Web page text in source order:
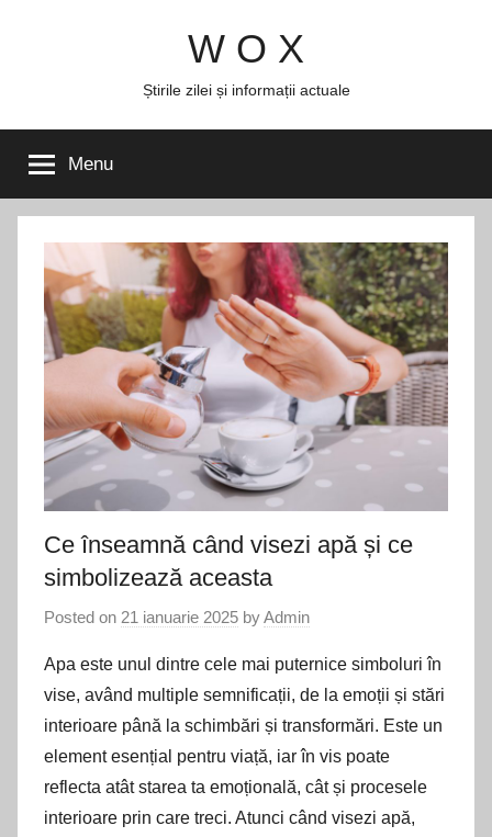
W O X
Știrile zilei și informații actuale
Menu
Ce înseamnă când visezi apă și ce
simbolizează aceasta
Posted on 21 ianuarie 2025 byAdmin
Apa este unul dintre cele mai puternice simboluri în
vise, având multiple semnificații, de la emoții și stări
interioare până la schimbări și transformări. Este un
element esențial pentru viață, iar în vis poate
reflecta atât starea ta emoțională, cât și procesele
interioare prin care treci. Atunci când visezi apă,